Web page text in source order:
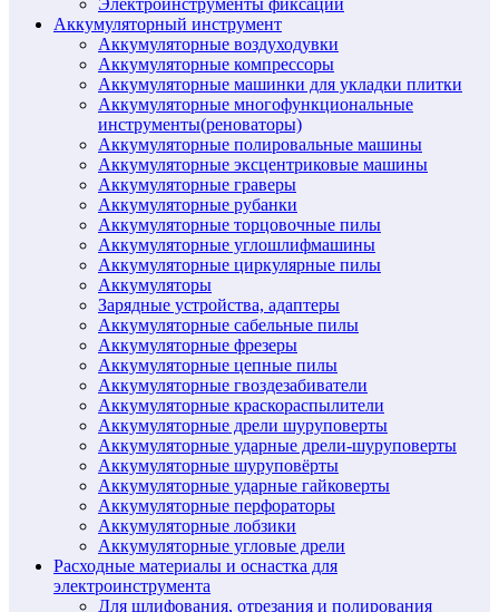
Аккумуляторный инструмент
Аккумуляторные воздуходувки
Аккумуляторные компрессоры
Аккумуляторные машинки для укладки плитки
Аккумуляторные многофункциональные
инструменты(реноваторы)
Аккумуляторные полировальные машины
Аккумуляторные эксцентриковые машины
Аккумуляторные граверы
Аккумуляторные рубанки
Аккумуляторные торцовочные пилы
Аккумуляторные углошлифмашины
Аккумуляторные циркулярные пилы
Аккумуляторы
Зарядные устройства, адаптеры
Аккумуляторные сабельные пилы
Аккумуляторные фрезеры
Аккумуляторные цепные пилы
Аккумуляторные гвоздезабиватели
Аккумуляторные краскораспылители
Аккумуляторные дрели шуруповерты
Аккумуляторные ударные дрели-шуруповерты
Аккумуляторные шуруповёрты
Аккумуляторные ударные гайковерты
Аккумуляторные перфораторы
Аккумуляторные лобзики
Аккумуляторные угловые дрели
Расходные материалы и оснастка для
электроинструмента
Для шлифования, отрезания и полирования